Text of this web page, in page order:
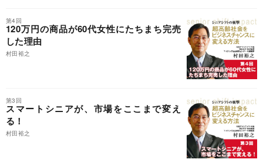
第4回
120万円の商品が60代女性にたちまち完売
した理由
村田裕之
第3回
スマートシニアが、市場をここまで変え
る！
村田裕之